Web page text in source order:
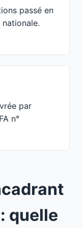
passé en
par
n°
quelle